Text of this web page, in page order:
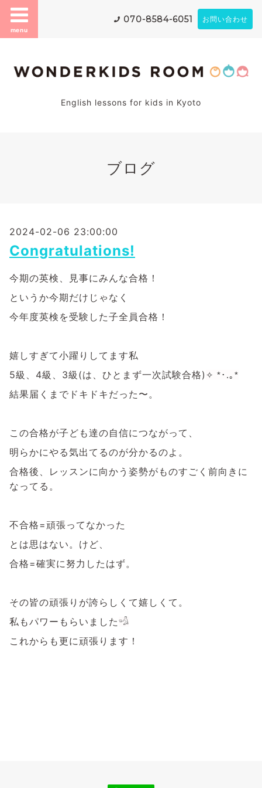
menu
070-8584-6051 お問い合わせ
English lessons for kids in Kyoto
ブログ
2024-02-06 23:00:00
Congratulations!
今期の英検、見事にみんな合格！
というか今期だけじゃなく
今年度英検を受験した子全員合格！
嬉しすぎて小躍りしてます私
5級、4級、3級(は、ひとまず一次試験合格) ✧ *･.｡*
結果届くまでドキドキだった〜。
この合格が子ども達の自信につながって、
明らかにやる気出てるのが分かるのよ。
合格後、レッスンに向かう姿勢がものすごく前向きに
なってる。
不合格=頑張ってなかった
とは思はない。けど、
合格=確実に努力したはず。
その皆の頑張りが誇らしくて嬉しくて。
私もパワーもらいました𓁉
これからも更に頑張ります！